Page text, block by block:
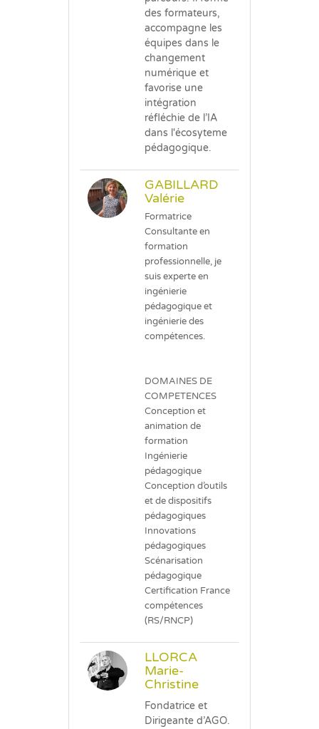
des formateurs,
accompagne les
équipes dans le
changement
numérique et
favorise une
intégration
réfléchie de l’IA
dans l'écosyteme
pédagogique.
GABILLARD
Valérie
Formatrice
Consultante en
formation
professionnelle, je
suis experte en
ingénierie
pédagogique et
ingénierie des
compétences.
DOMAINES DE
COMPETENCES
Conception et
animation de
formation
Ingénierie
pédagogique
Conception d’outils
et de dispositifs
pédagogiques
Innovations
pédagogiques
Scénarisation
pédagogique
Certification France
compétences
(RS/RNCP)
LLORCA
Marie-
Christine
Fondatrice et
Dirigeante d’AGO.